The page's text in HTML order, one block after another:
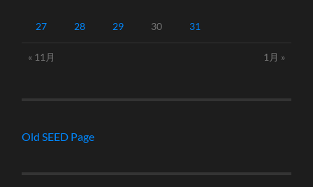
27 28 29 30 31
« 11月 1月 »
Old SEED Page